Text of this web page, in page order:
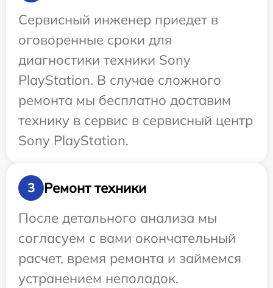
Сервисный инженер приедет в
оговоренные сроки для
диагностики техники Sony
PlayStation. В случае сложного
ремонта мы бесплатно доставим
технику в сервис в сервисный центр
Sony PlayStation.
3
Ремонт техники
После детального анализа мы
согласуем с вами окончательный
расчет, время ремонта и займемся
устранением неполадок.